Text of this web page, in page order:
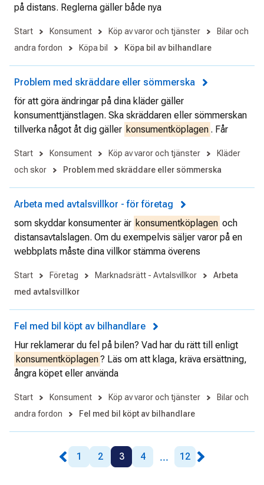
på distans. Reglerna gäller både nya
Start Konsument Köp av varor och tjänster
Bilar och
andra fordon
Köpa bil Köpa bil av bilhandlare
Problem med skräddare eller sömmerska
för att göra ändringar på dina kläder gäller
konsumenttjänstlagen. Ska skräddaren eller sömmerskan
tillverka något åt dig gäller konsumentköplagen . Får
Start Konsument Köp av varor och tjänster
Kläder
och skor
Problem med skräddare eller sömmerska
Arbeta med avtalsvillkor - för företag
som skyddar konsumenter är konsumentköplagen och
distansavtalslagen. Om du exempelvis säljer varor på en
webbplats måste dina villkor stämma överens
Start Företag Marknadsrätt - Avtalsvillkor
Arbeta
med avtalsvillkor
Fel med bil köpt av bilhandlare
Hur reklamerar du fel på bilen? Vad har du rätt till enligt
konsumentköplagen? Läs om att klaga, kräva ersättning,
ångra köpet eller använda
Start Konsument Köp av varor och tjänster
Bilar och
andra fordon
Fel med bil köpt av bilhandlare
1 2 3 4 ... 12